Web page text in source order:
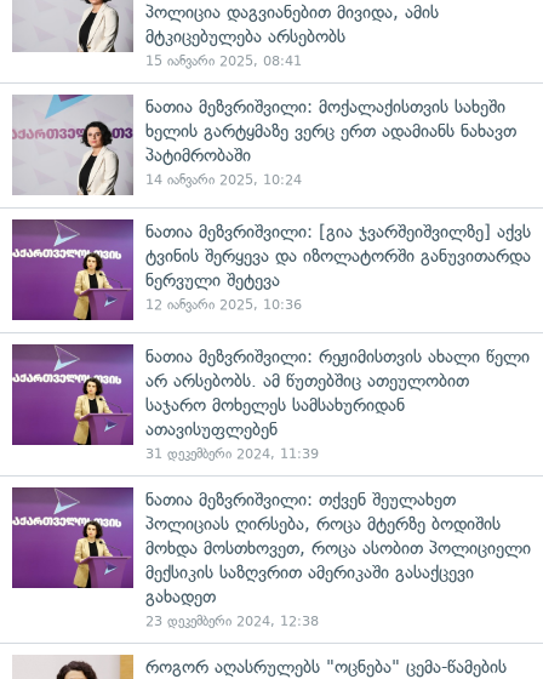
პოლიცია დაგვიანებით მივიდა, ამის
მტკიცებულება არსებობს
15 იანვარი 2025, 08:41
ნათია მეზვრიშვილი: მოქალაქისთვის სახეში
ხელის გარტყმაზე ვერც ერთ ადამიანს ნახავთ
პატიმრობაში
14 იანვარი 2025, 10:24
ნათია მეზვრიშვილი: [გია ჯვარშეიშვილზე] აქვს
ტვინის შერყევა და იზოლატორში განუვითარდა
ნერვული შეტევა
12 იანვარი 2025, 10:36
ნათია მეზვრიშვილი: რეჟიმისთვის ახალი წელი
არ არსებობს. ამ წუთებშიც ათეულობით
საჯარო მოხელეს სამსახურიდან
ათავისუფლებენ
31 დეკემბერი 2024, 11:39
ნათია მეზვრიშვილი: თქვენ შეულახეთ
პოლიციას ღირსება, როცა მტერზე ბოდიშის
მოხდა მოსთხოვეთ, როცა ასობით პოლიციელი
მექსიკის საზღვრით ამერიკაში გასაქცევი
გახადეთ
23 დეკემბერი 2024, 12:38
როგორ აღასრულებს "ოცნება" ცემა-წამების